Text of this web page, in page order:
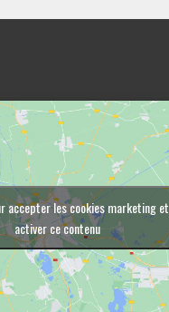
accepter les cookies marketing et
activer ce contenu